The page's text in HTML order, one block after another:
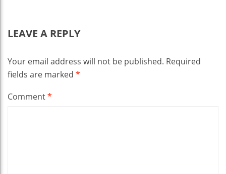
LEAVE A REPLY
Your email address will not be published. Required
fields are marked *
Comment*